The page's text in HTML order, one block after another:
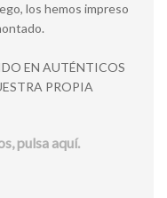
los hemos impreso
EN AUTÉNTICOS
PROPIA
pulsa aquí.